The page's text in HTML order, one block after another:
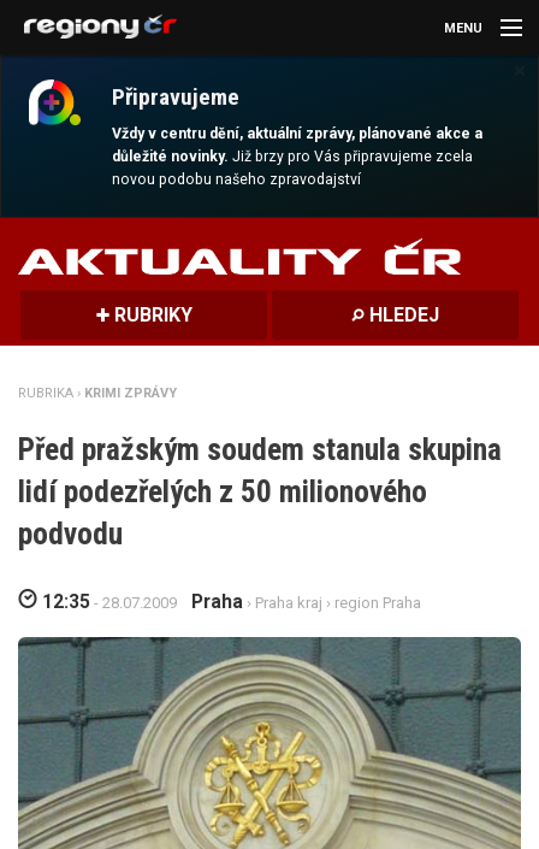
Připravujeme
Vždy v centru dění, aktuální zprávy, plánované akce a
důležité novinky.Již brzy pro Vás připravujeme zcela
novou podobu našeho zpravodajství
MENU
AKTUALITY
MAGAZÍN
DALŠÍ
REGION
RUBRIKY HLEDEJ
RUBRIKA › KRIMI ZPRÁVY
Před pražským soudem stanula skupina
lidí podezřelých z 50 milionového
podvodu
12:35 - 28.07.2009 Praha › Praha kraj › region Praha